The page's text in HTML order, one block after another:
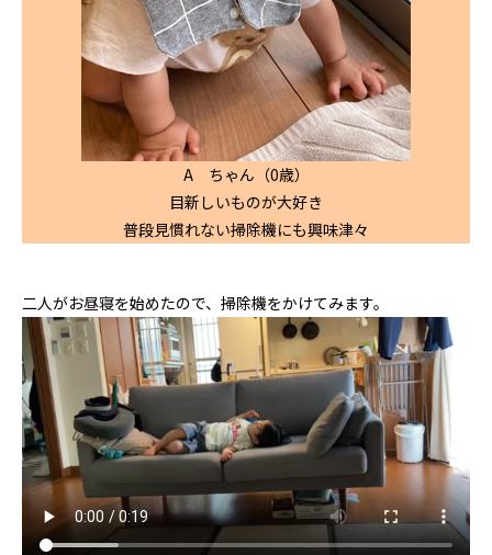
A ちゃん（0歳）
目新しいものが大好き
普段見慣れない掃除機にも興味津々
二人がお昼寝を始めたので、掃除機をかけてみます。